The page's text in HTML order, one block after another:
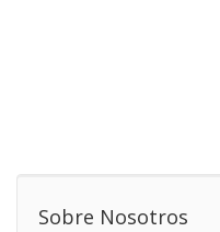
Sobre Nosotros